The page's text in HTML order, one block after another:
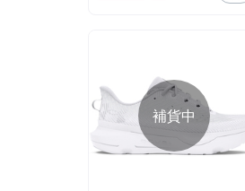
補貨中